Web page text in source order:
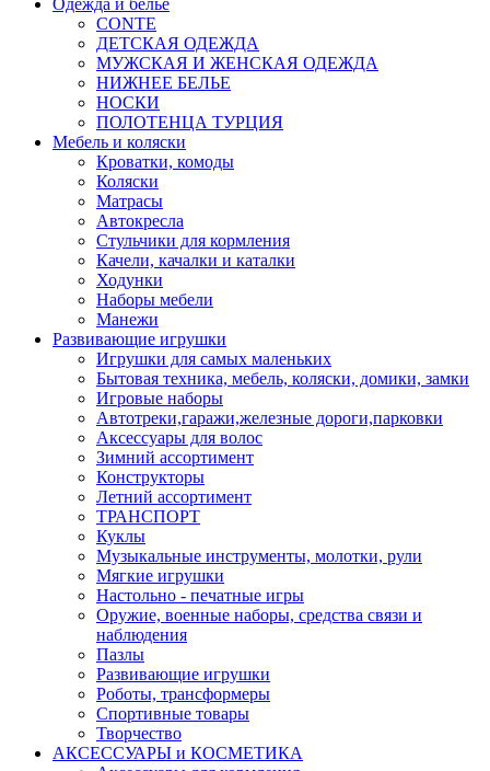
CONTE
ДЕТСКАЯ ОДЕЖДА
МУЖСКАЯ И ЖЕНСКАЯ ОДЕЖДА
НИЖНЕЕ БЕЛЬЕ
НОСКИ
ПОЛОТЕНЦА ТУРЦИЯ
Мебель и коляски
Кроватки, комоды
Коляски
Матрасы
Автокресла
Стульчики для кормления
Качели, качалки и каталки
Ходунки
Наборы мебели
Манежи
Развивающие игрушки
Игрушки для самых маленьких
Бытовая техника, мебель, коляски, домики, замки
Игровые наборы
Автотреки,гаражи,железные дороги,парковки
Аксессуары для волос
Зимний ассортимент
Конструкторы
Летний ассортимент
ТРАНСПОРТ
Куклы
Музыкальные инструменты, молотки, рули
Мягкие игрушки
Настольно - печатные игры
Оружие, военные наборы, средства связи и
наблюдения
Пазлы
Развивающие игрушки
Роботы, трансформеры
Спортивные товары
Творчество
АКСЕССУАРЫ и КОСМЕТИКА